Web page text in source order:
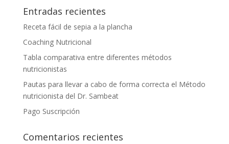
Entradas recientes
Receta fácil de sepia a la plancha
Coaching Nutricional
Tabla comparativa entre diferentes métodos
nutricionistas
Pautas para llevar a cabo de forma correcta el Método
nutricionista del Dr. Sambeat
Pago Suscripción
Comentarios recientes